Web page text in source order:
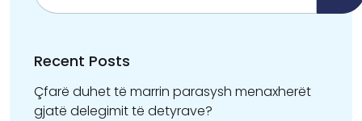
Recent Posts
Çfarë duhet të marrin parasysh menaxherët
gjatë delegimit të detyrave?